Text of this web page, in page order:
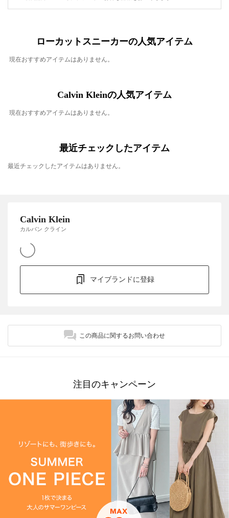
ローカットスニーカーの人気アイテム
現在おすすめアイテムはありません。
Calvin Kleinの人気アイテム
現在おすすめアイテムはありません。
最近チェックしたアイテム
最近チェックしたアイテムはありません。
Calvin Klein
カルバン クライン
マイブランドに登録
この商品に関するお問い合わせ
注目のキャンペーン